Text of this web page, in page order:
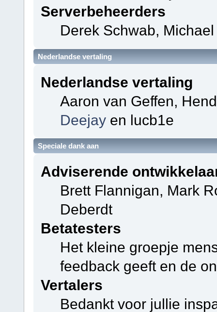
Serverbeheerders
Derek Schwab,
Nederlandse vertaling
Nederlandse vertaling
Aaron van Geffen,
Deejayen lucb1e
Speciale dank aan
Adviserende
Brett Flannigan, Mark
Deberdt
Betatesters
Het kleine groepje
feedback geeft en de
Vertalers
Bedankt voor jullie